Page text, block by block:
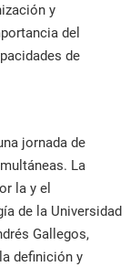
y
del
de
jornada de
La
la y el
de la Universidad
Gallegos,
definición y